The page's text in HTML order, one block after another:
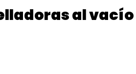
al vacío